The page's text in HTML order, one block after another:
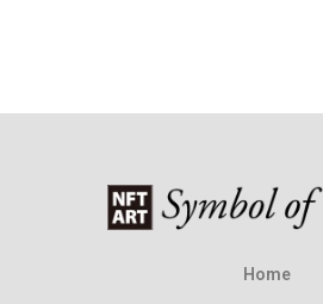
Home